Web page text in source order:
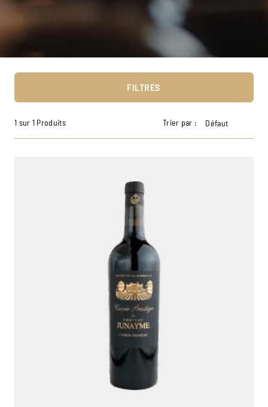
FILTRES
1 sur 1 Produits Trier par : Défaut